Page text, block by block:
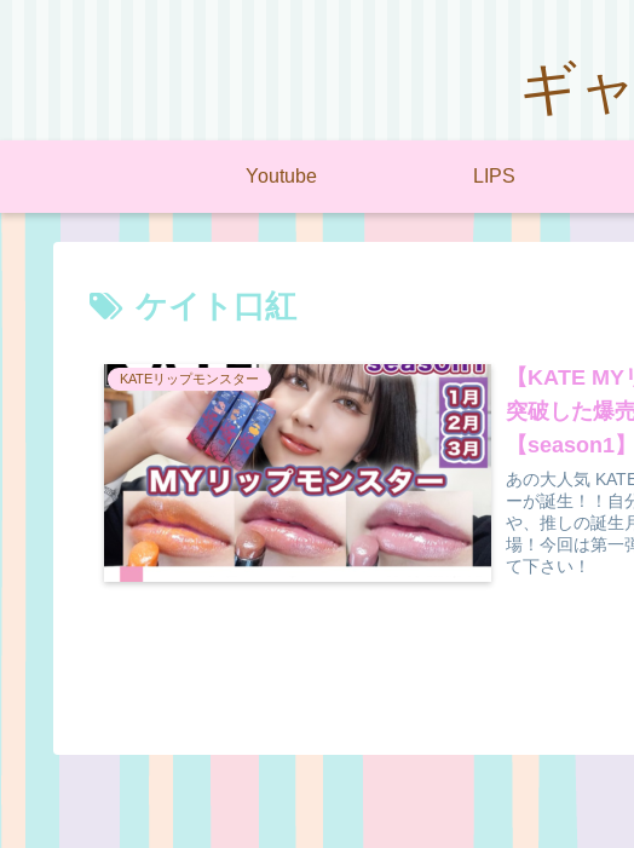
ギ
Youtube LIPS
ケイト口紅
KATEリップモンスター
【KATE
突破した爆
【season1】
あの大人気
ーが誕生！！自
や、推しの誕生
場！今回は第一
て下さい！